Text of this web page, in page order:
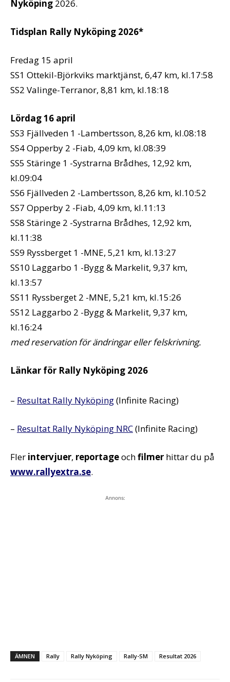
Nyköping 2026.
Tidsplan Rally Nyköping 2026*
Fredag 15 april
SS1 Ottekil-Björkviks marktjänst, 6,47 km, kl.17:58
SS2 Valinge-Terranor, 8,81 km, kl.18:18
Lördag 16 april
SS3 Fjällveden 1 -Lambertsson, 8,26 km, kl.08:18
SS4 Opperby 2 -Fiab, 4,09 km, kl.08:39
SS5 Stäringe 1 -Systrarna Brådhes, 12,92 km,
kl.09:04
SS6 Fjällveden 2 -Lambertsson, 8,26 km, kl.10:52
SS7 Opperby 2 -Fiab, 4,09 km, kl.11:13
SS8 Stäringe 2 -Systrarna Brådhes, 12,92 km,
kl.11:38
SS9 Ryssberget 1 -MNE, 5,21 km, kl.13:27
SS10 Laggarbo 1 -Bygg & Markelit, 9,37 km,
kl.13:57
SS11 Ryssberget 2 -MNE, 5,21 km, kl.15:26
SS12 Laggarbo 2 -Bygg & Markelit, 9,37 km,
kl.16:24
med reservation för ändringar eller felskrivning.
Länkar för Rally Nyköping 2026
– Resultat Rally Nyköping(Infinite Racing)
– Resultat Rally Nyköping NRC(Infinite Racing)
Fler intervjuer, reportageochfilmer hittar du på
www.rallyextra.se.
Annons:
ÄMNEN Rally Rally Nyköping Rally-SM Resultat 2026